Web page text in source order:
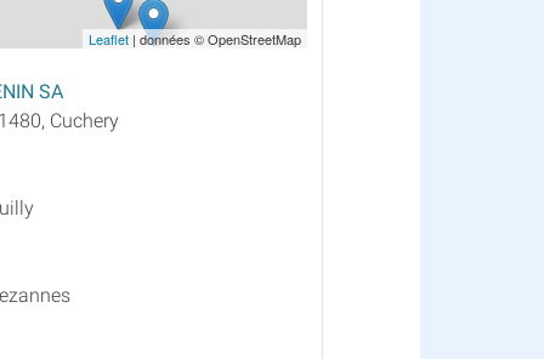
Leaflet | données © OpenStreetMap
SA
Cuchery